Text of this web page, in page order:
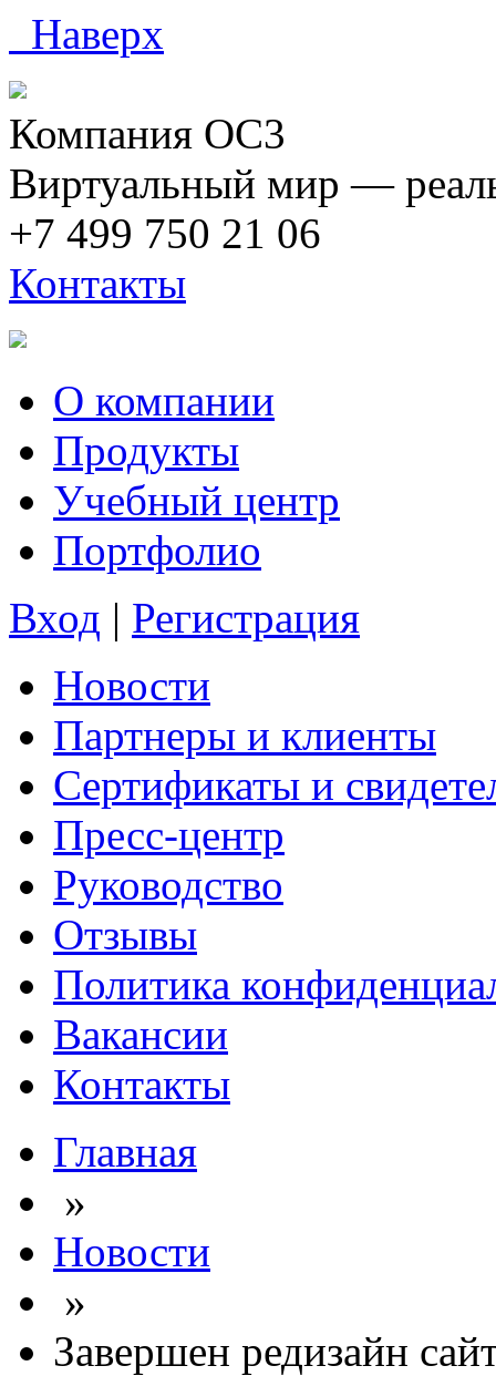
Наверх
Компания ОС3
Виртуальный мир —
+7 499 750 21 06
Контакты
О компании
Продукты
Учебный центр
Портфолио
Вход | Регистрация
Новости
Партнеры и клиенты
Сертификаты и
Пресс-центр
Руководство
Отзывы
Политика
Вакансии
Контакты
Главная
»
Новости
»
Завершен редизайн